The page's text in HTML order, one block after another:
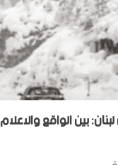
بين الواقع والاعلام